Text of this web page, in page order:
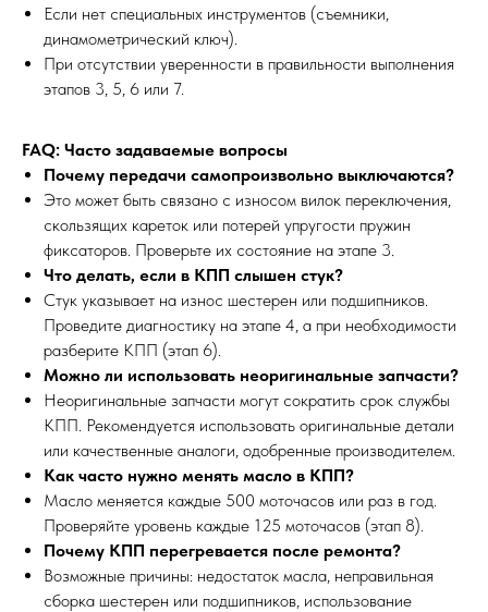
Если нет специальных инструментов (съемники,
динамометрический ключ).
При отсутствии уверенности в правильности выполнения
этапов 3, 5, 6 или 7.
FAQ: Часто задаваемые вопросы
Почему передачи самопроизвольно выключаются?
Это может быть связано с износом вилок переключения,
скользящих кареток или потерей упругости пружин
фиксаторов. Проверьте их состояние на этапе 3.
Что делать, если в КПП слышен стук?
Стук указывает на износ шестерен или подшипников.
Проведите диагностику на этапе 4, а при необходимости
разберите КПП (этап 6).
Можно ли использовать неоригинальные запчасти?
Неоригинальные запчасти могут сократить срок службы
КПП. Рекомендуется использовать оригинальные детали
или качественные аналоги, одобренные производителем.
Как часто нужно менять масло в КПП?
Масло меняется каждые 500 моточасов или раз в год.
Проверяйте уровень каждые 125 моточасов (этап 8).
Почему КПП перегревается после ремонта?
Возможные причины: недостаток масла, неправильная
сборка шестерен или подшипников, использование